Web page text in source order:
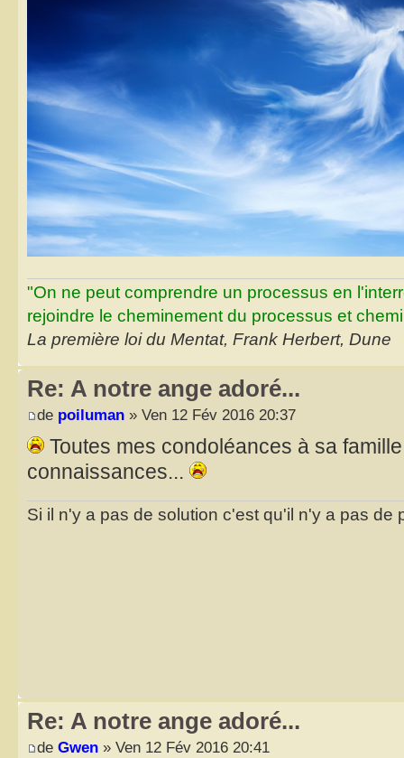
"On ne peut comprendre un processus en
rejoindre le cheminement du processus et
La première loi du Mentat, Frank Herbert, Dune
Re: A notre ange adoré...
de poiluman » Ven 12 Fév 2016 20:37
Toutes mes condoléances à sa
connaissances...
Si il n'y a pas de solution c'est qu'il n'y a pas de
Re: A notre ange adoré...
de Gwen » Ven 12 Fév 2016 20:41